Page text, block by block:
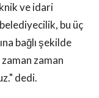
ve idari
bu üç
bağlı şekilde
zaman
dedi.